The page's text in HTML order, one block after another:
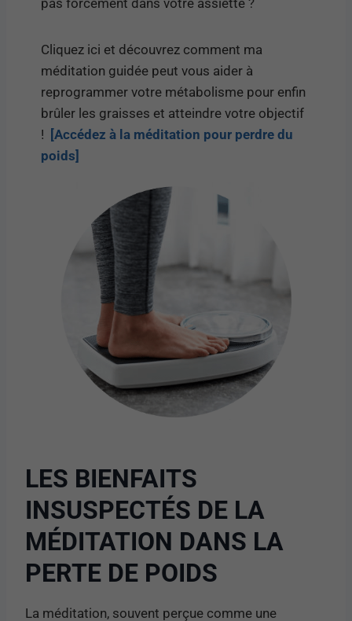
pas forcément dans votre assiette ?
Cliquez ici et découvrez comment ma
méditation guidée peut vous aider à
reprogrammer votre métabolisme pour enfin
brûler les graisses et atteindre votre objectif
! [Accédez à la méditation pour perdre du
poids]
LES BIENFAITS
INSUSPECTÉS DE LA
MÉDITATION DANS LA
PERTE DE POIDS
La méditation, souvent perçue comme une